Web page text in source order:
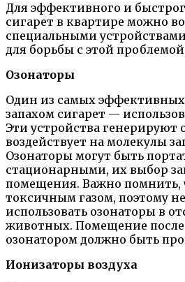
Для эффективного и
сигарет в квартире можно
специальными
для борьбы с этой
Озонаторы
Один из самых эффективных
запахом сигарет —
Эти устройства генерируют
воздействует на молекулы
Озонаторы могут быть
стационарными, их выбор
помещения. Важно помнить,
токсичным газом, поэтому
использовать озонаторы в
животных. Помещение после
озонатором должно быть
Ионизаторы воздуха